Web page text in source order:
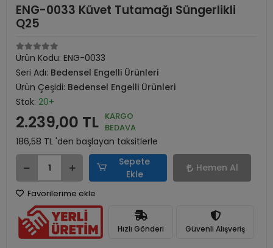
ENG-0033 Küvet Tutamağı Süngerlikli
Q25
Ürün Kodu: ENG-0033
Seri Adı: Bedensel Engelli Ürünleri
Ürün Çeşidi: Bedensel Engelli Ürünleri
Stok: 20+
2.239,00 TL KARGO
BEDAVA
186,58 TL 'den başlayan taksitlerle
Sepete
Ekle
Hemen Al
Favorilerime ekle
Hızlı Gönderi Güvenli Alışveriş